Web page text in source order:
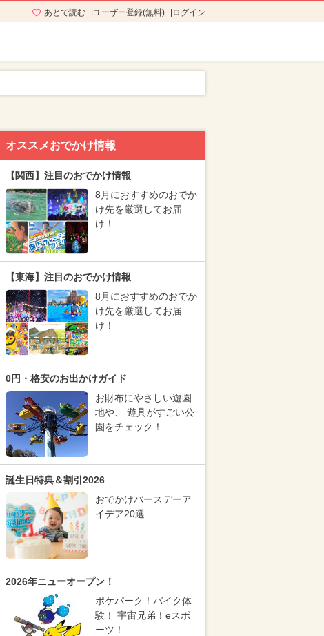
あとで読む ユーザー登録(無料) ログイン
オススメおでかけ情報
【関西】注目のおでかけ情報
8月におすすめのおでか
け先を厳選してお届
け！
【東海】注目のおでかけ情報
8月におすすめのおでか
け先を厳選してお届
け！
0円・格安のお出かけガイド
お財布にやさしい遊園
地や、 遊具がすごい公
園をチェック！
誕生日特典＆割引2026
おでかけバースデーア
イデア20選
2026年ニューオープン！
ポケパーク！バイク体
験！ 宇宙兄弟！eスポ
ーツ！